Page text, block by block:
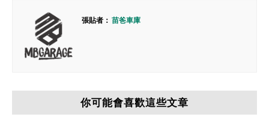
張貼者： 苗爸車庫
你可能會喜歡這些文章